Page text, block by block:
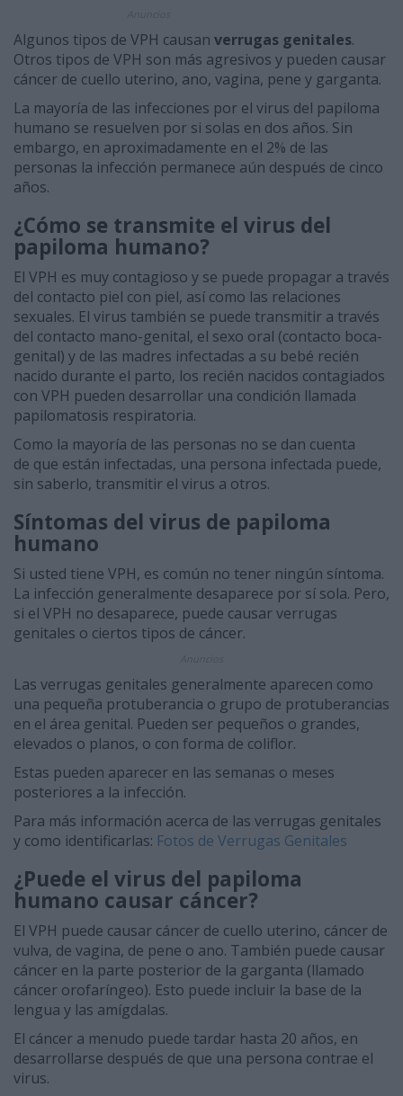
Algunos tipos de VPH causan verrugas genitales.
Otros tipos de VPH son más agresivos y pueden causar
cáncer de cuello uterino, ano, vagina, pene y garganta.
La mayoría de las infecciones por el virus del papiloma
humano se resuelven por si solas en dos años. Sin
embargo, en aproximadamente en el 2% de las
personas la infección permanece aún después de cinco
años.
¿Cómo se transmite el virus del
papiloma humano?
El VPH es muy contagioso y se puede propagar a través
del contacto piel con piel, así como las relaciones
sexuales. El virus también se puede transmitir a través
del contacto mano-genital, el sexo oral (contacto boca-
genital) y de las madres infectadas a su bebé recién
nacido durante el parto, los recién nacidos contagiados
con VPH pueden desarrollar una condición llamada
papilomatosis respiratoria.
Como la mayoría de las personas no se dan cuenta
de que están infectadas, una persona infectada puede,
sin saberlo, transmitir el virus a otros.
Síntomas del virus de papiloma
humano
Si usted tiene VPH, es común no tener ningún síntoma.
La infección generalmente desaparece por sí sola. Pero,
si el VPH no desaparece, puede causar verrugas
genitales o ciertos tipos de cáncer.
Las verrugas genitales generalmente aparecen como
una pequeña protuberancia o grupo de protuberancias
en el área genital. Pueden ser pequeños o grandes,
elevados o planos, o con forma de coliflor.
Estas pueden aparecer en las semanas o meses
posteriores a la infección.
Para más información acerca de las verrugas genitales
y como identificarlas: Fotos de Verrugas Genitales
¿Puede el virus del papiloma
humano causar cáncer?
El VPH puede causar cáncer de cuello uterino, cáncer de
vulva, de vagina, de pene o ano. También puede causar
cáncer en la parte posterior de la garganta (llamado
cáncer orofaríngeo). Esto puede incluir la base de la
lengua y las amígdalas.
El cáncer a menudo puede tardar hasta 20 años, en
desarrollarse después de que una persona contrae el
virus.